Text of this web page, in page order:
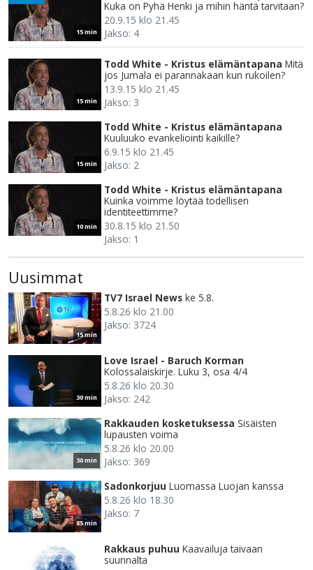
15 min
Kuka on Pyhä Henki ja mihin häntä tarvitaan?
20.9.15 klo 21.45
Jakso: 4
15 min
Todd White - Kristus elämäntapana Mitä
jos Jumala ei parannakaan kun rukoilen?
13.9.15 klo 21.45
Jakso: 3
15 min
Todd White - Kristus elämäntapana
Kuuluuko evankeliointi kaikille?
6.9.15 klo 21.45
Jakso: 2
10 min
Todd White - Kristus elämäntapana
Kuinka voimme löytää todellisen
identiteettimme?
30.8.15 klo 21.50
Jakso: 1
Uusimmat
15 min
TV7 Israel News ke 5.8.
5.8.26 klo 21.00
Jakso: 3724
30 min
Love Israel - Baruch Korman
Kolossalaiskirje. Luku 3, osa 4/4
5.8.26 klo 20.30
Jakso: 242
30 min
Rakkauden kosketuksessa Sisäisten
lupausten voima
5.8.26 klo 20.00
Jakso: 369
85 min
Sadonkorjuu Luomassa Luojan kanssa
5.8.26 klo 18.30
Jakso: 7
Rakkaus puhuu Kaavailuja taivaan
suunnalta